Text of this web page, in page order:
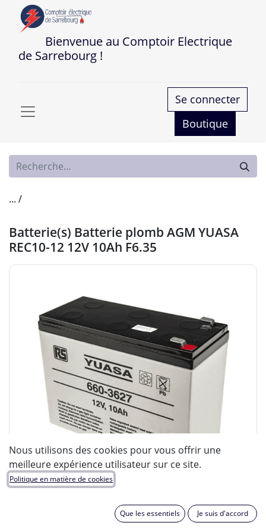
Bienvenue au Comptoir Electrique
de Sarrebourg !
Se connecter
Boutique
... /
Batterie(s) Batterie plomb AGM YUASA
REC10-12 12V 10Ah F6.35
Nous utilisons des cookies pour vous offrir une
meilleure expérience utilisateur sur ce site.
Politique en matière de cookies
Que les essentiels Je suis d'accord